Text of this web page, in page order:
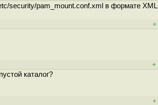
security/pam_mount.conf.xml в формате XML
+
+
каталог?
+